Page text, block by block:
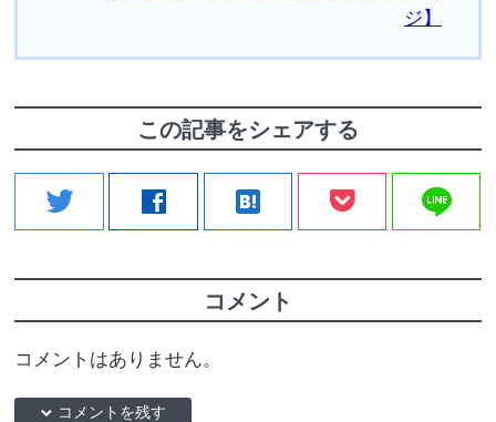
ジ】
この記事をシェアする
twitter facebook hatenabookmark line
コメント
コメントはありません。
down コメントを残す